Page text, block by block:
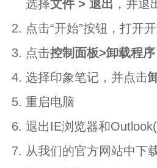
选择文件 > 退出 ，并退
点击“开始”按钮，打开
点击控制面板>卸载程序
选择印象笔记，并点击
重启电脑
退出IE浏览器和
从我们的官方网站中下